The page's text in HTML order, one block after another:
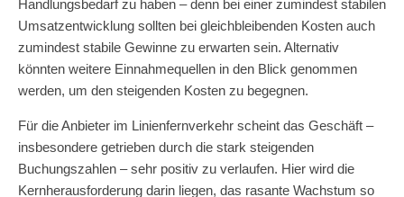
Handlungsbedarf zu haben – denn bei einer zumindest stabilen
Umsatzentwicklung sollten bei gleichbleibenden Kosten auch
zumindest stabile Gewinne zu erwarten sein. Alternativ
könnten weitere Einnahmequellen in den Blick genommen
werden, um den steigenden Kosten zu begegnen.
Für die Anbieter im Linienfernverkehr scheint das Geschäft –
insbesondere getrieben durch die stark steigenden
Buchungszahlen – sehr positiv zu verlaufen. Hier wird die
Kernherausforderung darin liegen, das rasante Wachstum so